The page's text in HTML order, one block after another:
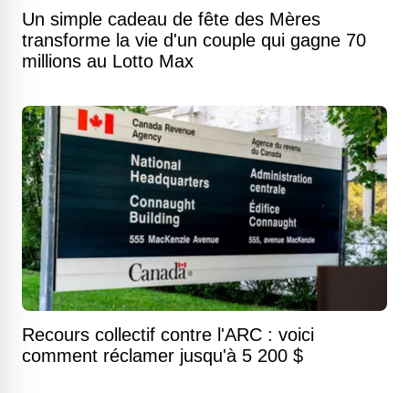
Un simple cadeau de fête des Mères
transforme la vie d'un couple qui gagne 70
millions au Lotto Max
Recours collectif contre l'ARC : voici
comment réclamer jusqu'à 5 200 $